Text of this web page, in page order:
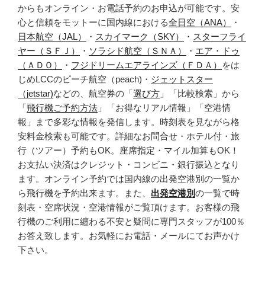
からもオンライン・お電話予約のお申込が可能です。安
心と信頼をモットーに国内線における全日空（ANA）
・
日本航空（JAL）
・ スカイマーク（SKY） ・ スターフライ
ヤー（ＳＦＪ）
・ ソラシド航空（ＳＮＡ） ・ エア・ドゥ
（ＡＤＯ）
・ フジドリームエアラインズ（ＦＤＡ）
をは
じめLCCのピーチ航空（peach)・ ジェットスター
（jetstar)などの、航空券の「選び方 」「比較検索」から
「飛行機ご予約方法 」「お得なリアル情報」「空港情
報」まで多彩な情報を発信します。時刻表を見ながら格
安料金検索も可能です。詳細なお問合せ・ホテル付・旅
行（ツアー）予約もOK。座席指定・マイル加算もOK！
お支払い決済はクレジット・コンビニ・銀行振込となり
ます。オンライン予約では国内線の出発空港別の一覧か
ら飛行機を予約出来ます。また、 出発空港別の一覧で時
刻表・空席状況・空港情報がご覧頂けます。お客様の飛
行機のご利用に纏わる不安と疑問に専門スタッフが100％
お答え致します。お気軽にお電話・メールにてお声かけ
下さい。